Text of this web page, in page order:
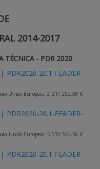
2014-2017
- PDR 2020
20.1-FEADER-
União Europeia: 2 217 262,30 €
20.1-FEADER-
União Europeia: 5.330.364,36 €
20.1-FEADER-